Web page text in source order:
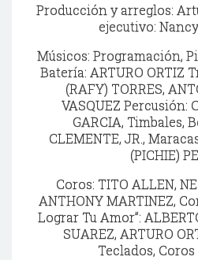
Producción y arreglos:
ejecutivo:
Músicos: Programación,
Batería: ARTURO ORTIZ
(RAFY) TORRES,
VASQUEZ Percusión:
GARCIA, Timbales,
CLEMENTE, JR.,
(PICHIE)
Coros: TITO ALLEN,
ANTHONY MARTINEZ,
Lograr Tu Amor”:
SUAREZ, ARTURO
Teclados,